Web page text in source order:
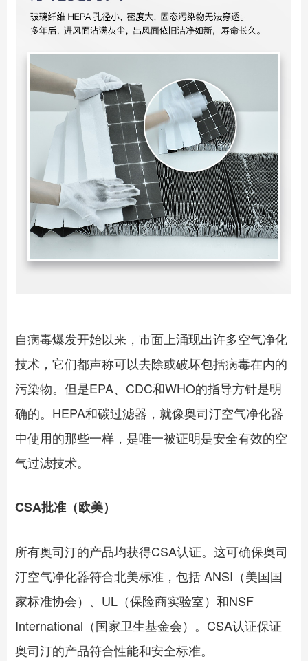
自病毒爆发开始以来，市面上涌现出许多空气净化
技术，它们都声称可以去除或破坏包括病毒在内的
污染物。但是EPA、CDC和WHO的指导方针是明
确的。HEPA和碳过滤器，就像奥司汀空气净化器
中使用的那些一样，是唯一被证明是安全有效的空
气过滤技术。
CSA批准（欧美）
所有奥司汀的产品均获得CSA认证。这可确保奥司
汀空气净化器符合北美标准，包括 ANSI（美国国
家标准协会）、UL（保险商实验室）和NSF
International（国家卫生基金会）。CSA认证保证
奥司汀的产品符合性能和安全标准。